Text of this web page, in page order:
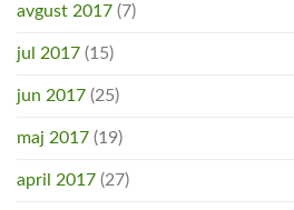
avgust 2017 (7)
jul 2017 (15)
jun 2017 (25)
maj 2017 (19)
april 2017 (27)